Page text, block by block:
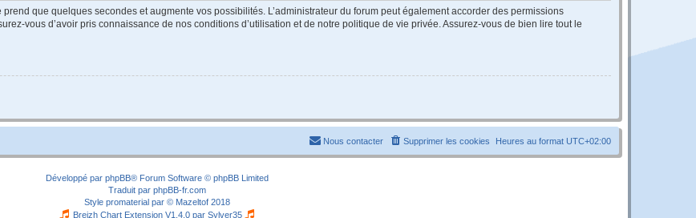
que quelques secondes et augmente vos possibilités. L’administrateur du forum peut également accorder des permissions
vous d’avoir pris connaissance de nos conditions d’utilisation et de notre politique de vie privée. Assurez-vous de bien lire tout le
Heures au format UTC+02:00
Supprimer les cookies
Nous contacter
Développé par phpBB® Forum Software © phpBB Limited
Traduit par phpBB-fr.com
Style promaterial par © Mazeltof 2018
Breizh Chart Extension V1.4.0 par Sylver35